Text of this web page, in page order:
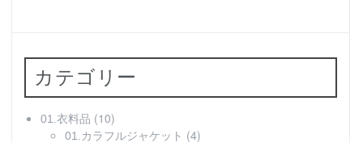
カテゴリー
01.衣料品 (10)
01.カラフルジャケット (4)